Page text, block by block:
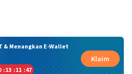
& Menangkan E-Wallet
:13 :11 :47
Klaim